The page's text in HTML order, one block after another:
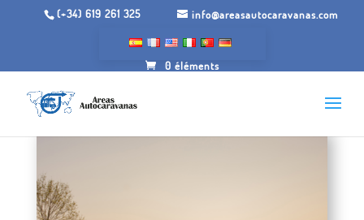
(+34) 619 261 325 info@areasautocaravanas.com
0 éléments